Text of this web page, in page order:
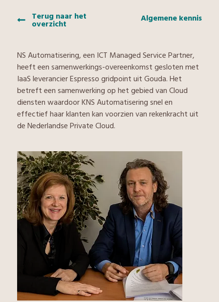
Terug naar het
overzicht Algemene kennis
NS Automatisering, een ICT Managed Service Partner,
heeft een samenwerkings-overeenkomst gesloten met
IaaS leverancier Espresso gridpoint uit Gouda. Het
betreft een samenwerking op het gebied van Cloud
diensten waardoor KNS Automatisering snel en
effectief haar klanten kan voorzien van rekenkracht uit
de Nederlandse Private Cloud.